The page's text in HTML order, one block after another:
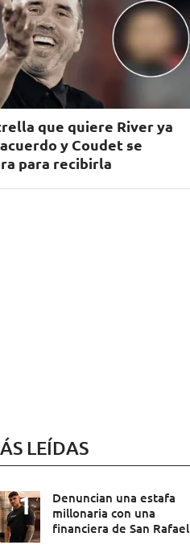
que quiere River ya
y Coudet se
para recibirla
LEÍDAS
Denuncian una estafa
millonaria con una
financiera de San Rafael